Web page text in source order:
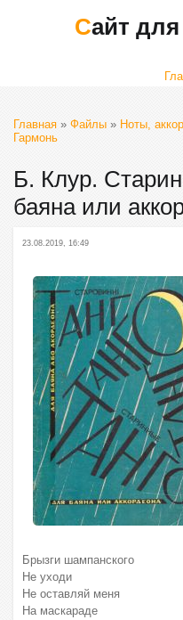
Сайт
Главная » Файлы » Ноты,
Гармонь
Б. Клур.
баяна или
23.08.2019, 16:49
Брызги шампанского
Не уходи
Не оставляй меня
На маскараде